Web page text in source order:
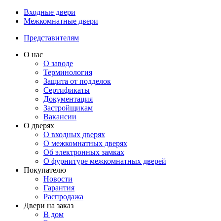
Входные двери
Межкомнатные двери
Представителям
О нас
О заводе
Терминология
Защита от подделок
Сертификаты
Документация
Застройщикам
Вакансии
О дверях
О входных дверях
О межкомнатных дверях
Об электронных замках
О фурнитуре межкомнатных дверей
Покупателю
Новости
Гарантия
Распродажа
Двери на заказ
В дом